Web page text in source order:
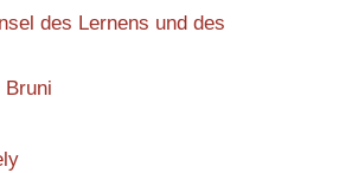
des Lernens und des
Bruni